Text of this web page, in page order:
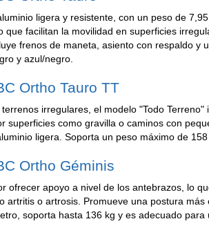
ligera y resistente, con un peso de
que facilitan la movilidad en superficies
frenos de maneta, asiento con respaldo y
y azul/negro.
Ortho Tauro TT
irregulares, el modelo "Todo
superficies como gravilla o caminos con
ligera. Soporta un peso máximo de
Ortho Géminis
ofrecer apoyo a nivel de los antebrazos, lo
artritis o artrosis. Promueve una postura
soporta hasta 136 kg y es adecuado